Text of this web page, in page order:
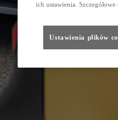
ich ustawienia.
Ustawienia plików